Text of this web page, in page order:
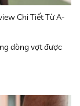
Chi Tiết Từ A-
dòng vợt được